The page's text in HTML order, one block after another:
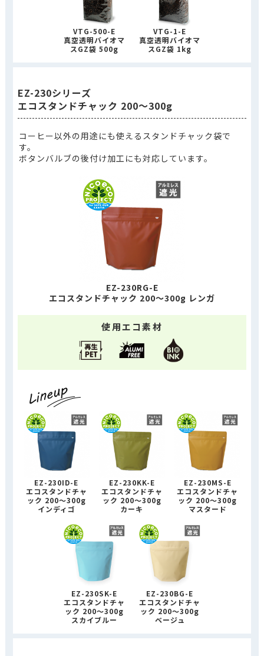
VTG-500-E
真空透明バイオマ
スGZ袋 500g
VTG-1-E
真空透明バイオマ
スGZ袋 1kg
EZ-230シリーズ
エコスタンドチャック 200～300g
コーヒー以外の用途にも使えるスタンドチャック袋で
す。
ボタンバルブの後付け加工にも対応しています。
EZ-230RG-E
エコスタンドチャック 200～300g レンガ
使用エコ素材
EZ-230ID-E
エコスタンドチャ
ック 200～300g
インディゴ
EZ-230KK-E
エコスタンドチャ
ック 200～300g
カーキ
EZ-230MS-E
エコスタンドチャ
ック 200～300g
マスタード
EZ-230SK-E
エコスタンドチャ
ック 200～300g
スカイブルー
EZ-230BG-E
エコスタンドチャ
ック 200～300g
ベージュ